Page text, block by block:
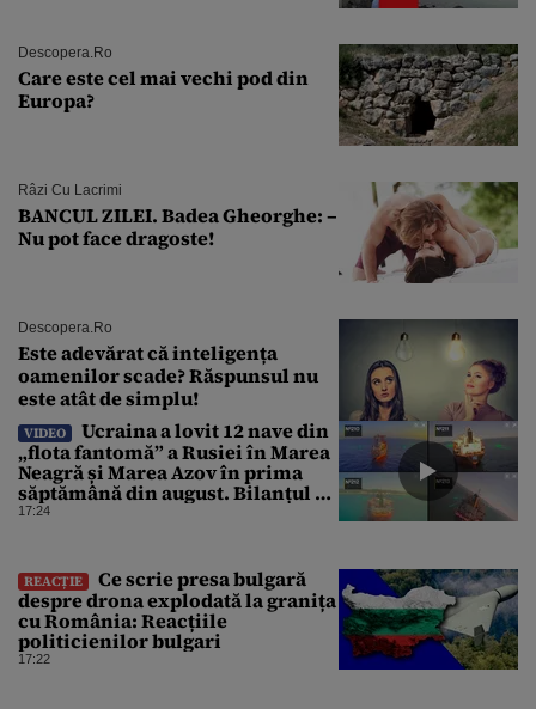
Descopera.ro
Care este cel mai vechi pod din
Europa?
Râzi Cu Lacrimi
BANCUL ZILEI. Badea Gheorghe: –
Nu pot face dragoste!
Descopera.ro
Este adevărat că inteligența
oamenilor scade? Răspunsul nu
este atât de simplu!
VIDEO
Ucraina a lovit 12 nave din
„flota fantomă” a Rusiei în Marea
Neagră și Marea Azov în prima
săptămână din august. Bilanțul a
ajuns la 218
17:24
REACȚIE
Ce scrie presa bulgară
despre drona explodată la granița
cu România: Reacțiile
politicienilor bulgari
17:22